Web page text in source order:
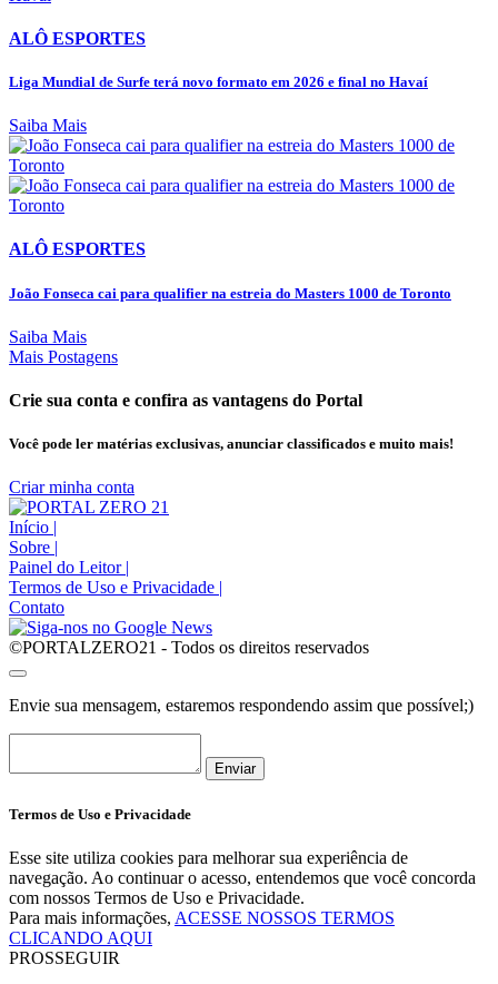
ALÔ ESPORTES
Liga Mundial de Surfe terá novo formato em 2026 e final no Havaí
Saiba Mais
ALÔ ESPORTES
João Fonseca cai para qualifier na estreia do Masters 1000 de Toronto
Saiba Mais
Mais Postagens
Crie sua conta e confira as vantagens do Portal
Você pode ler matérias exclusivas, anunciar classificados e muito mais!
Criar minha conta
Início |
Sobre |
Painel do Leitor |
Termos de Uso e Privacidade |
Contato
©PORTALZERO21 - Todos os direitos reservados
Envie sua mensagem, estaremos respondendo assim que possível;)
Enviar
Termos de Uso e Privacidade
Esse site utiliza cookies para melhorar sua experiência de
navegação. Ao continuar o acesso, entendemos que você concorda
com nossos Termos de Uso e Privacidade.
Para mais informações, ACESSE NOSSOS TERMOS
CLICANDO AQUI
PROSSEGUIR